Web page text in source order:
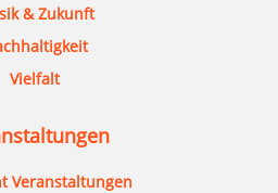
& Zukunft
Vielfalt
Veranstaltungen